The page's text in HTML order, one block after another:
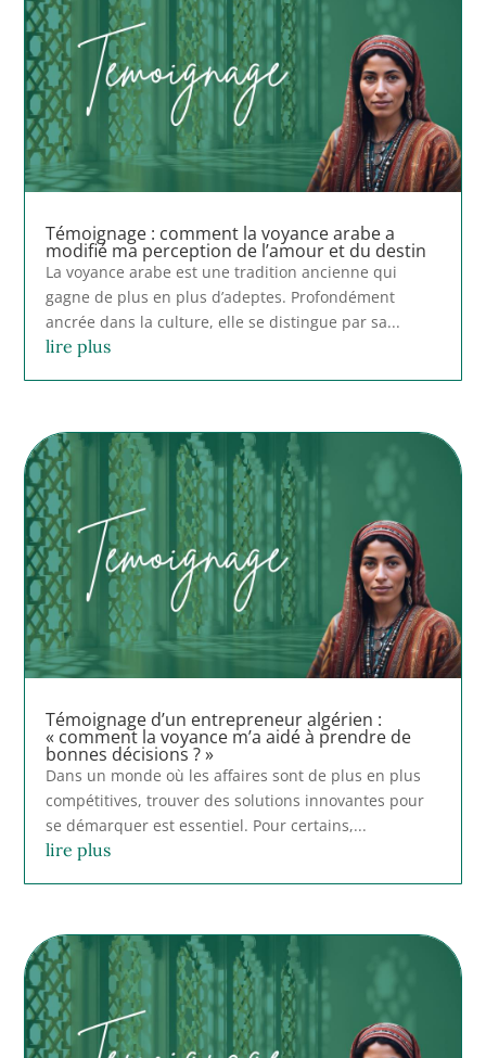
Témoignage : comment la voyance arabe a
modifié ma perception de l’amour et du destin
La voyance arabe est une tradition ancienne qui
gagne de plus en plus d’adeptes. Profondément
ancrée dans la culture, elle se distingue par sa...
lire plus
Témoignage d’un entrepreneur algérien :
« comment la voyance m’a aidé à prendre de
bonnes décisions ? »
Dans un monde où les affaires sont de plus en plus
compétitives, trouver des solutions innovantes pour
se démarquer est essentiel. Pour certains,...
lire plus